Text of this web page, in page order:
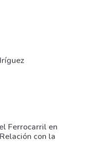
Ferrocarril en
con la